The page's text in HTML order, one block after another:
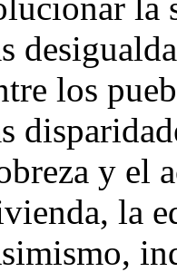
los
y el
la